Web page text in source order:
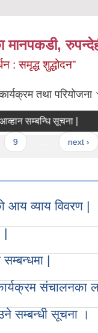
मानपकडी,
: समृद्ध शुद्धोदन”
तथा परियोजना
सूचना | लेखा
…
व्याय विवरण |
|
|
संचालनका
सम्बन्धी सूचना ।